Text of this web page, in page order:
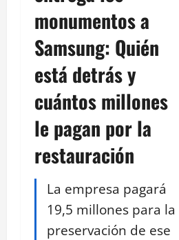
monumentos a
Samsung: Quién
está detrás y
cuántos millones
le pagan por la
restauración
La empresa pagará
19,5 millones para la
preservación de ese